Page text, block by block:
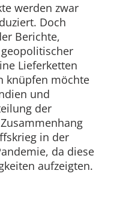
werden zwar
Doch
Berichte,
Lieferketten
knüpfen möchte
und
der
in der
da diese
aufzeigten.